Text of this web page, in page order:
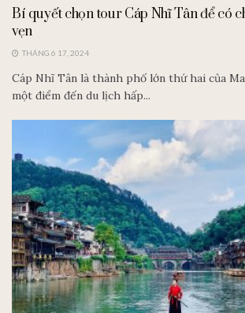
Bí quyết chọn tour Cáp Nhĩ Tân để có
vẹn
THÁNG 6 17, 2024
Cáp Nhĩ Tân là thành phố lớn thứ hai của
một điểm đến du lịch hấp...